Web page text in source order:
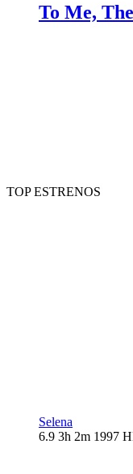
To Me,
TOP ESTRENOS
Selena
6.9 3h 2m 1997